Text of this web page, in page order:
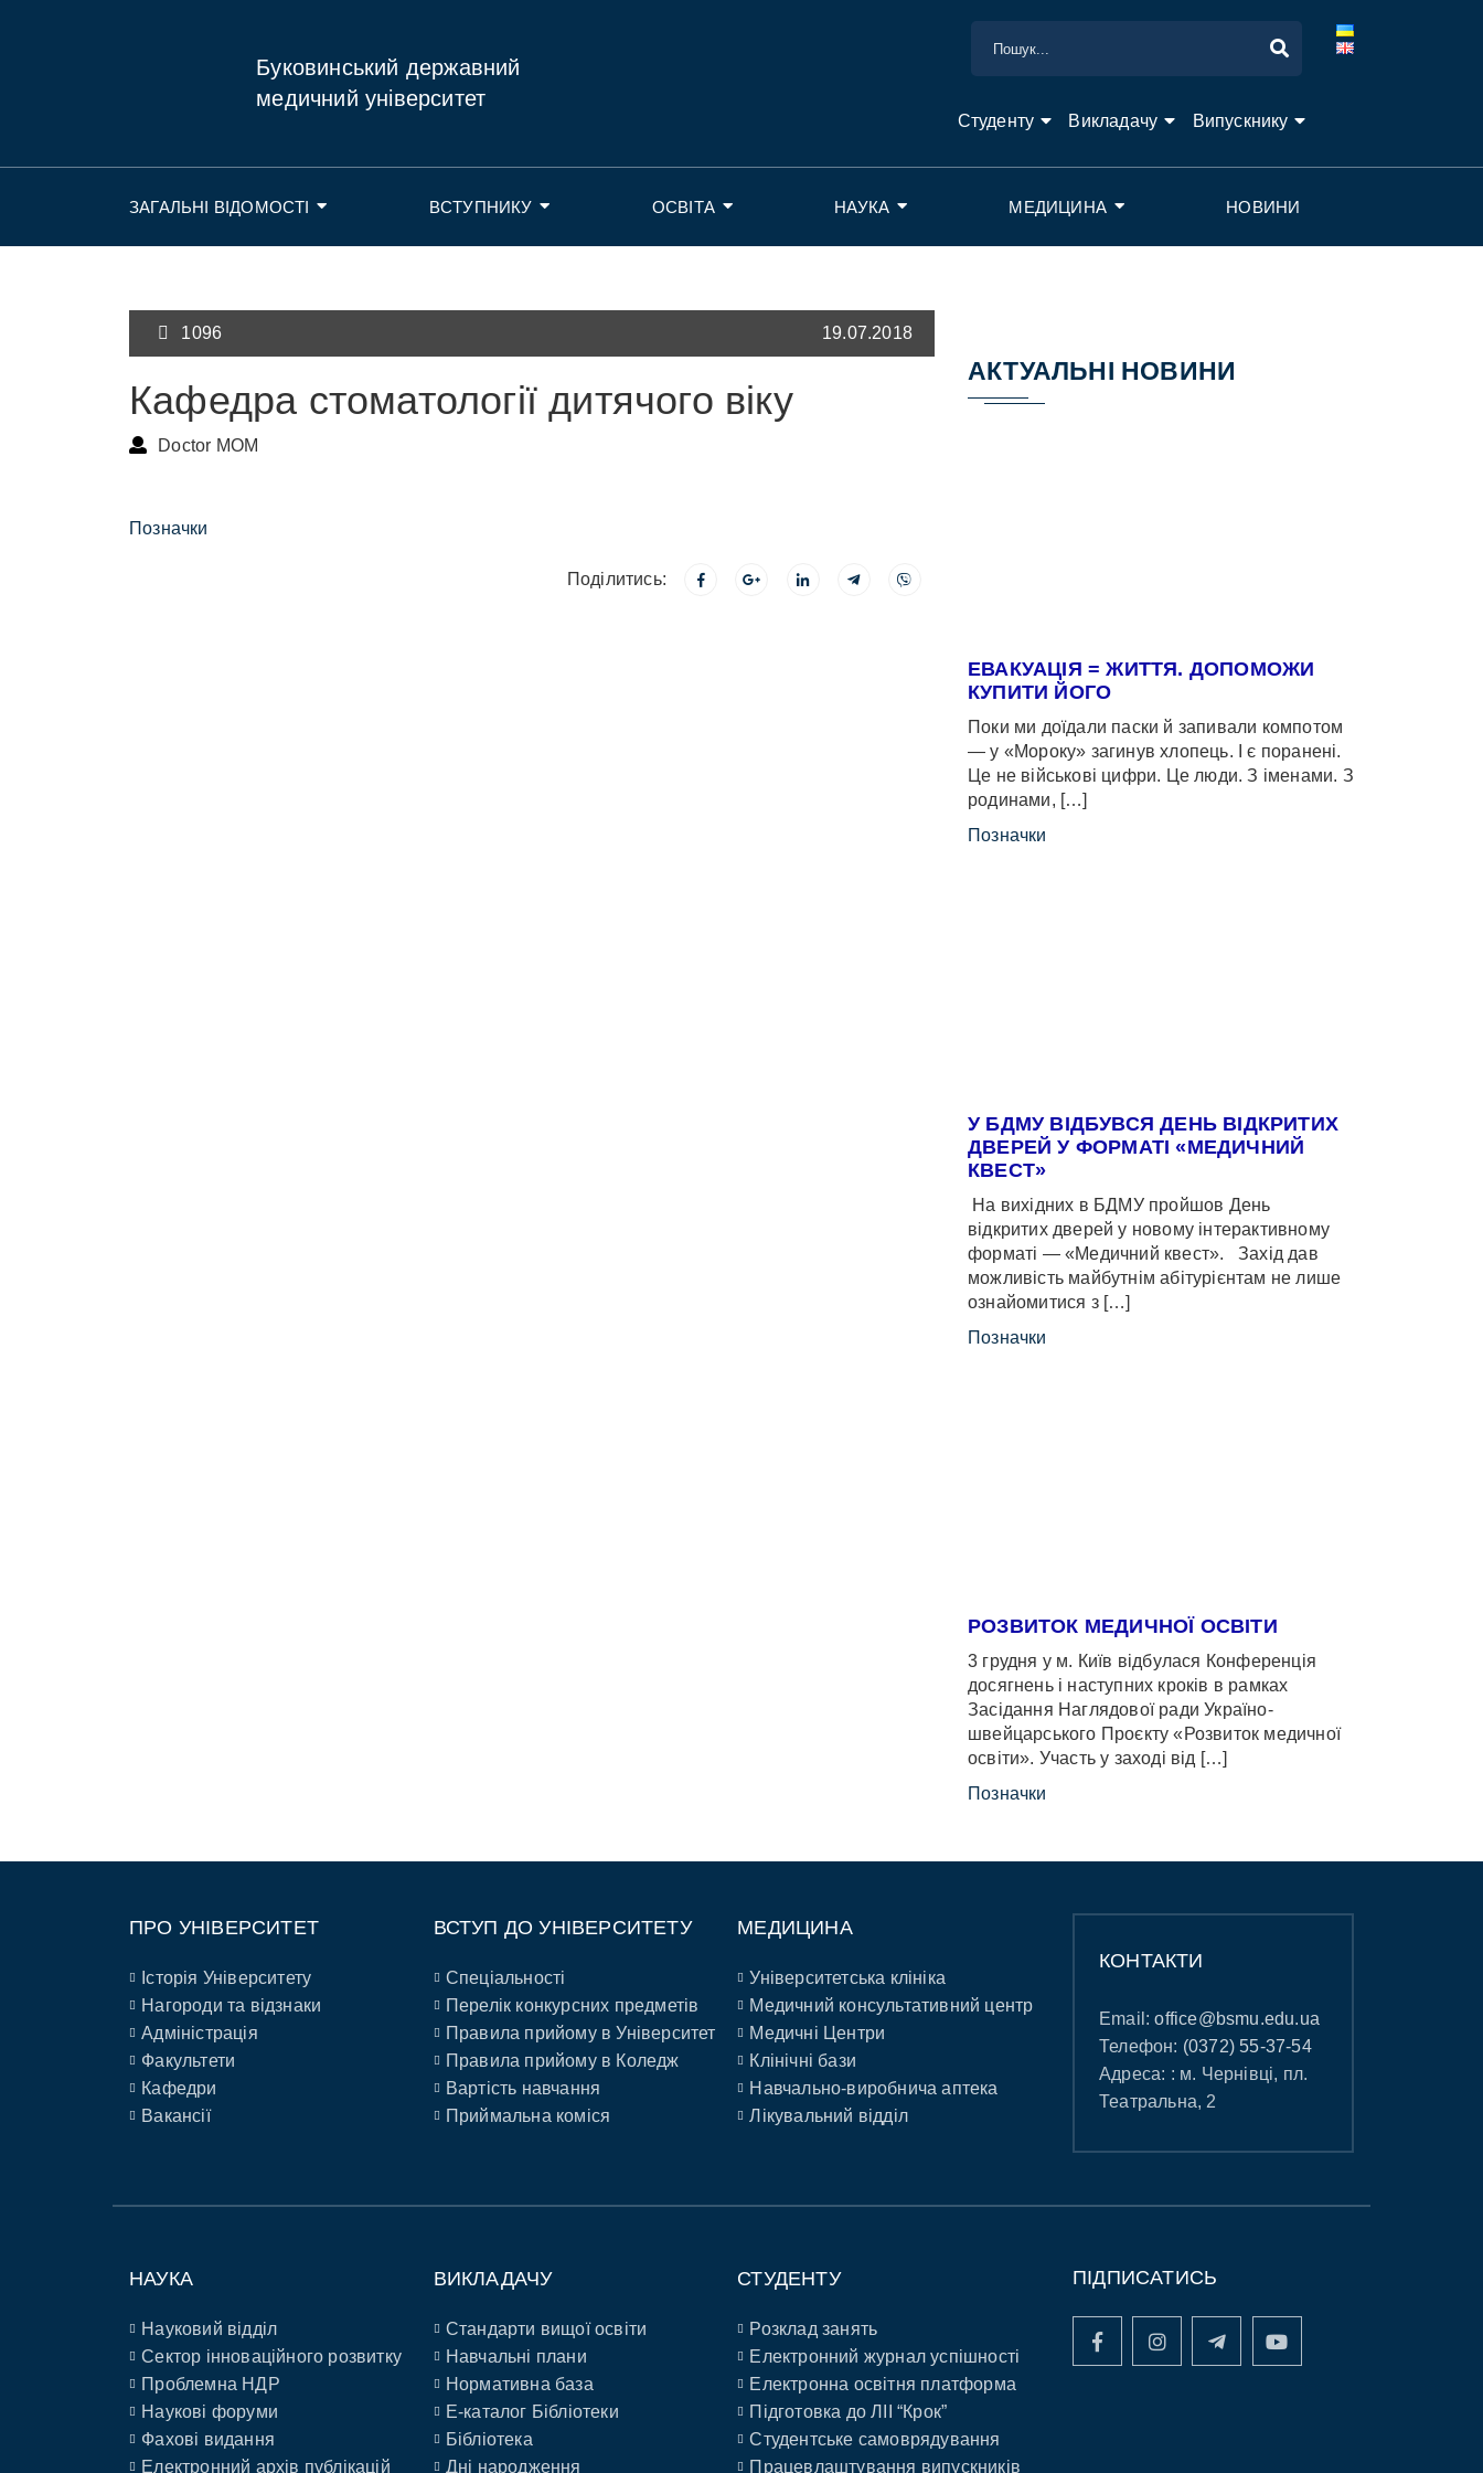
Буковинський державний
медичний університет
Студенту Викладачу Випускнику
ЗАГАЛЬНІ ВІДОМОСТІ ВСТУПНИКУ ОСВІТА НАУКА МЕДИЦИНА НОВИНИ
1096 19.07.2018
Кафедра стоматології дитячого віку
Doctor MOM
Позначки
Поділитись:
АКТУАЛЬНІ НОВИНИ
ЕВАКУАЦІЯ = ЖИТТЯ. ДОПОМОЖИ
КУПИТИ ЙОГО
Поки ми доїдали паски й запивали компотом
— у «Мороку» загинув хлопець. І є поранені.
Це не військові цифри. Це люди. З іменами. З
родинами, […]
Позначки
У БДМУ ВІДБУВСЯ ДЕНЬ ВІДКРИТИХ
ДВЕРЕЙ У ФОРМАТІ «МЕДИЧНИЙ
КВЕСТ»
На вихідних в БДМУ пройшов День
відкритих дверей у новому інтерактивному
форматі — «Медичний квест». Захід дав
можливість майбутнім абітурієнтам не лише
ознайомитися з […]
Позначки
РОЗВИТОК МЕДИЧНОЇ ОСВІТИ
3 грудня у м. Київ відбулася Конференція
досягнень і наступних кроків в рамках
Засідання Наглядової ради Україно-
швейцарського Проєкту «Розвиток медичної
освіти». Участь у заході від […]
Позначки
ПРО УНІВЕРСИТЕТ
Історія Університету
Нагороди та відзнаки
Адміністрація
Факультети
Кафедри
Вакансії
ВСТУП ДО УНІВЕРСИТЕТУ
Спеціальності
Перелік конкурсних предметів
Правила прийому в Університет
Правила прийому в Коледж
Вартість навчання
Приймальна коміся
МЕДИЦИНА
Університетська клініка
Медичний консультативний центр
Медичні Центри
Клінічні бази
Навчально-виробнича аптека
Лікувальний відділ
КОНТАКТИ
Email:office@bsmu.edu.ua
Телефон: (0372) 55-37-54
Адреса: : м. Чернівці, пл.
Театральна, 2
НАУКА
Науковий відділ
Сектор інноваційного розвитку
Проблемна НДР
Наукові форуми
Фахові видання
Електронний архів публікацій
ВИКЛАДАЧУ
Стандарти вищої освіти
Навчальні плани
Нормативна база
E-каталог Бібліотеки
Бібліотека
Дні народження
СТУДЕНТУ
Розклад занять
Електронний журнал успішності
Електронна освітня платформа
Підготовка до ЛІІ “Крок”
Студентське самоврядування
Працевлаштування випускників
ПІДПИСАТИСЬ